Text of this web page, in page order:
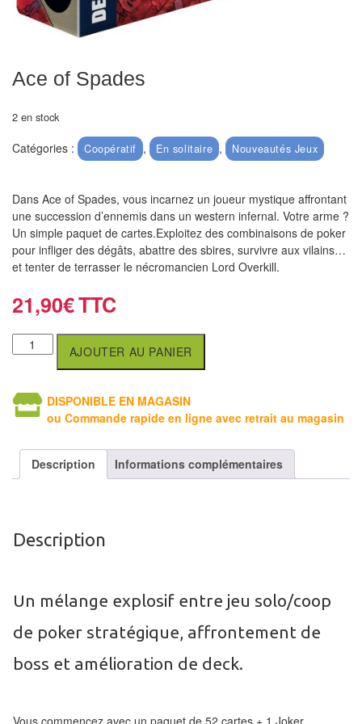
air
Pendules
Echiquier
aveugles
Logiciels
Livres
en
anglais
Livres
en
français
Tables
Accessoires
Jeux
de
à
Collectionner
(TCG)
Les
Ace of Spades
2 en stock
Catégories : Coopératif , En solitaire , Nouveautés Jeux
Dans Ace of Spades, vous incarnez un joueur mystique affrontant
une succession d’ennemis dans un western infernal. Votre arme ?
Un simple paquet de cartes.Exploitez des combinaisons de poker
pour infliger des dégâts, abattre des sbires, survivre aux vilains…
et tenter de terrasser le nécromancien Lord Overkill.
21,90€
AJOUTER AU PANIER
DISPONIBLE EN MAGASIN
ou Commande rapide en ligne avec retrait au magasin
Description Informations complémentaires
Description
Un mélange explosif entre jeu solo/coop
de poker stratégique, affrontement de
boss et amélioration de deck.
Vous commencez avec un paquet de 52 cartes + 1 Joker